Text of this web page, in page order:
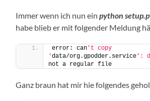
Immer wenn ich nun einpython
habe blieb er mit folgender Meldung
error: can 't copy
'data/org.gpodder.service ':
not a regular file
Ganz braun hat mir hie folgendes